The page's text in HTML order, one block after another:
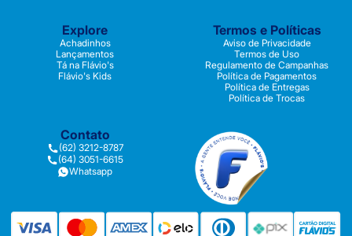
Explore
Achadinhos
Lançamentos
Tá na Flávio's
Flávio's Kids
Termos e Políticas
Aviso de Privacidade
Termos de Uso
Regulamento de Campanhas
Política de Pagamentos
Política de Entregas
Política de Trocas
Contato
(62) 3212-8787
(64) 3051-6615
Whatsapp